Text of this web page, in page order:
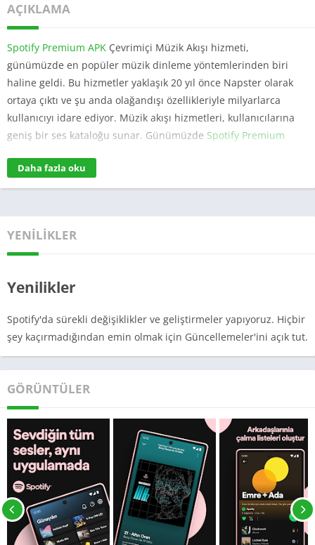
AÇIKLAMA
Spotify Premium APK Çevrimiçi Müzik Akışı hizmeti,
günümüzde en popüler müzik dinleme yöntemlerinden biri
haline geldi. Bu hizmetler yaklaşık 20 yıl önce Napster olarak
ortaya çıktı ve şu anda olağandışı özellikleriyle milyarlarca
kullanıcıyı idare ediyor. Müzik akışı hizmetleri, kullanıcılarına
geniş bir ses kataloğu sunar. Günümüzde Spotify Premium
fazlası gibi birçok Çevrimiçi Müzik hizmeti yayınlanıyor.
Tüm bu Müzik Akışı hizmetleri arasında Spotify Apk, ses
toplama, ses kalitesi, özellikler ve her alanda en iyi
özelliklerini kesinlikle beğeneceksiniz. En yüksek kaliteli müzik
kalitesini, muazzam özellikleri, Spotify’ın orijinal içeriğini ve sıfır
sanal reklamı deneyimlemek için öncelikle aylık yaklaşık 119.00
INR tutarındaki Spotify Premium Planına abone olmanız
sitelerinden ücretsiz olarak indirebilecekleri müzik akışı için bu
kadar parayı karşılayamaz. Bu yüzden kullanıcılarımız için
bugün size Spotify Premium üyeliğini ücretsiz olarak sağlayacak
Spotify Premium APK ile karşınızdayız.
Spotify Hakkında
Spotify, 2006 yılında İsveç’te kuruldu ve DRM ile sınırlı müzik
albümleri, podcast’ler ve birçok videoyu ücretsiz sağlayarak
Daha fazla oku
YENILIKLER
Yenilikler
Spotify'da sürekli değişiklikler ve geliştirmeler yapıyoruz. Hiçbir
şey kaçırmadığından emin olmak için Güncellemeler'ini açık tut.
GÖRÜNTÜLER